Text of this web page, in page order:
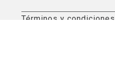
Términos y condiciones